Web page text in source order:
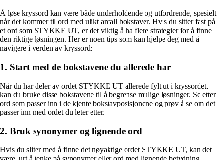
Å løse kryssord kan være både underholdende og utfordrende, spesielt
når det kommer til ord med ulikt antall bokstaver. Hvis du sitter fast på
et ord som STYKKE UT, er det viktig å ha flere strategier for å finne
den riktige løsningen. Her er noen tips som kan hjelpe deg med å
navigere i verden av kryssord:
1. Start med de bokstavene du allerede har
Når du har deler av ordet STYKKE UT allerede fylt ut i kryssordet,
kan du bruke disse bokstavene til å begrense mulige løsninger. Se etter
ord som passer inn i de kjente bokstavposisjonene og prøv å se om det
passer inn med ordet du leter etter.
2. Bruk synonymer og lignende ord
Hvis du sliter med å finne det nøyaktige ordet STYKKE UT, kan det